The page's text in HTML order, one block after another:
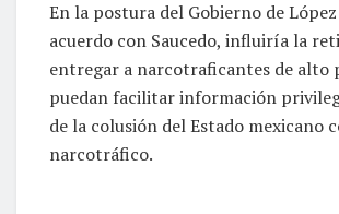
En la postura del Gobierno de
acuerdo con Saucedo, influiría la
entregar a narcotraficantes de alto
puedan facilitar información
de la colusión del Estado mexicano
narcotráfico.